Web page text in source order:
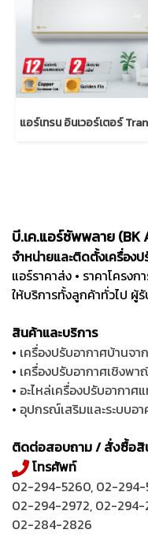
บี.เค.แอร์ซัพพลาย (BK
จำหน่ายและติดตั้งเครื่อง
แอร์ราคาส่ง • ราคาโครงก
ให้บริการทั้งลูกค้าทั่วไป ผู้
สินค้าและบริการ
• เครื่องปรับอากาศบ้านจ
• เครื่องปรับอากาศเชิงพ
• อะไหล่เครื่องปรับอากา
• อุปกรณ์เสริมและระบบอา
ติดต่อสอบถาม / สั่งซื้อสิ
โทรศัพท์
02-294-5260, 02-294-
02-294-2972, 02-294-
02-284-2826